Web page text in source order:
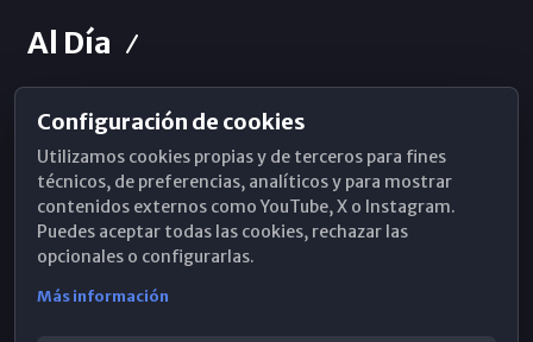
Al Día
Horarios de Misa
Hemeroteca
WhatsApp
Configuración de cookies
Utilizamos cookies propias y de terceros para fines
técnicos, de preferencias, analíticos y para mostrar
contenidos externos como YouTube, X o Instagram.
Puedes aceptar todas las cookies, rechazar las
opcionales o configurarlas.
Más información